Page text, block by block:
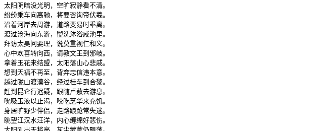
太阳阴暗没光明，空旷寂静看不清。
纷纷乘车向高驰，将要咨询帝伏羲。
沿着河岸去周游，道路变易时乖离。
渡过沧海向东游，盥洗沐浴咸池里。
拜访太昊问要理，说莫重视仁和义。
心中欢喜转向西，请教文王到邠岐。
拿着玉花来结盟，太阳落山心悲戚。
想到天福不再至，背弃忠信违本意。
越过陇山渡漠谷，经过桂车到合黎。
赶到昆仑行迟疑，跟随卢敖去游息。
吮吸玉液以止渴，咬吃芝华来充饥。
身居旷野少伴侣，走路踉跄常失迷。
眺望江汉水汪洋，内心缠绵好悲伤。